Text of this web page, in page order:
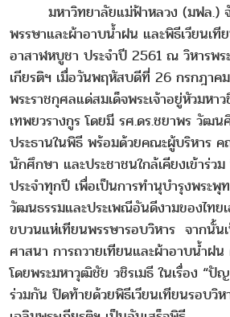
มหาวิทยาลัยแม่ฟ้าหลวง (มฟล.) จั
พรรษาและผ้าอาบน้ำฝน และพิธีเวียนเที
อาสาฬหบูชา ประจำปี 2561 ณ วิหารพร
เกียรติฯ เมื่อวันพฤหัสบดีที่ 26 กรกฎาค
พระราชกุศลแด่สมเด็จพระเจ้าอยู่หัวมห
เทพยวรางกูร โดยมี รศ.ดร.ชยาพร วัฒ
ประธานในพิธี พร้อมด้วยคณะผู้บริหาร
นักศึกษา และประชาชนใกล้เคียงเข้าร่ว
ประจำทุกปี เพื่อเป็นการทำนุบำรุงพระ
วัฒนธรรมและประเพณีอันดีงามของไทยเ
ขบวนแห่เทียนพรรษารอบวิหาร จากนั้น
ศาสนา การถวายเทียนและผ้าอาบน้ำฝน
โดยพระมหาวุฒิชัย วชิรเมธี ในเรื่อง “
ร่วมกัน ปิดท้ายด้วยพิธีเวียนเทียนรอบวิห